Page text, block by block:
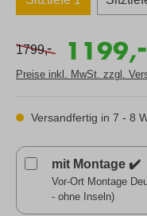
1799,- 1199,
-
Preise inkl. MwSt. zzgl.
Versandfertig in 7 - 8
mit Montage ✔️
Vor-Ort Montage
- ohne Inseln)